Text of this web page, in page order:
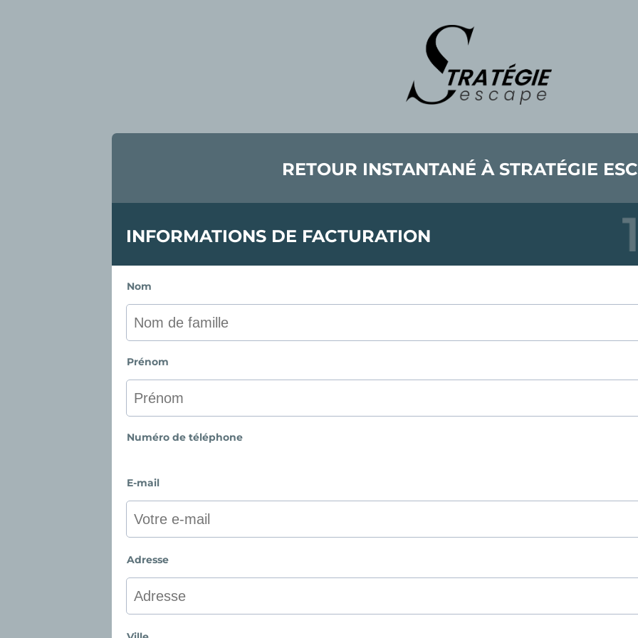
RETOUR INSTANTANÉ À STRATÉGIE
INFORMATIONS DE FACTURATION
Nom
Prénom
Numéro de téléphone
E-mail
Adresse